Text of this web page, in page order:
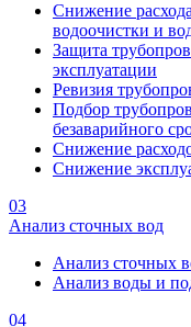
Снижение
водоочистки и
Защита
эксплуатации
Ревизия
Подбор
безаварийного
Снижение
Снижение
03
Анализ сточных вод
Анализ сточных
Анализ воды и
04